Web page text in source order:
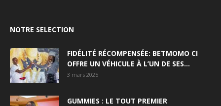
NOTRE SELECTION
FIDÉLITÉ RÉCOMPENSÉE: BETMOMO CI
OFFRE UN VÉHICULE À L’UN DE SES...
3 mars 2025
GUMMIES : LE TOUT PREMIER